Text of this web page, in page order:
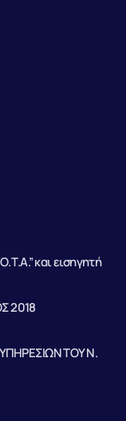
και εισηγητή
2018
ΤΟΥ Ν.